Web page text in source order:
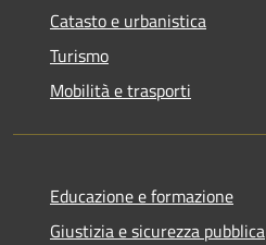
Catasto e urbanistica
Turismo
Mobilità e trasporti
Educazione e formazione
Giustizia e sicurezza pubblica